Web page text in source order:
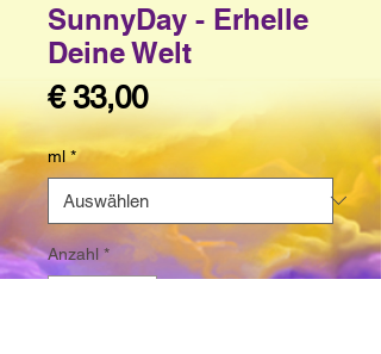
SunnyDay - Erhelle
Deine Welt
€ 33,00Preis
ml *
Anzahl *